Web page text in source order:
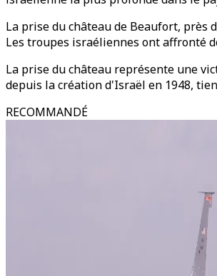
La prise du château de Beaufort,
Les troupes israéliennes ont affronté
La prise du château représente une
depuis la création d'Israël en 1948,
RECOMMANDÉ